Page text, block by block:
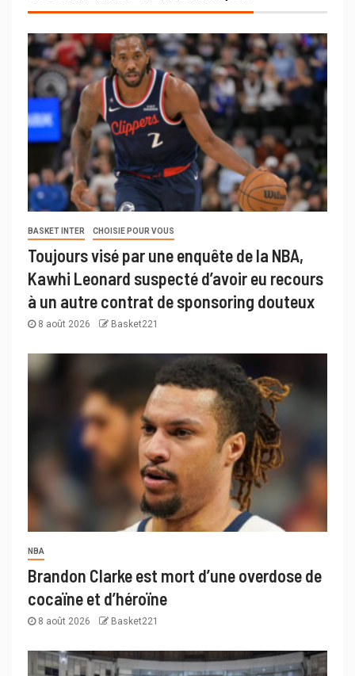
BASKET INTER CHOISIE POUR VOUS
Toujours visé par une enquête de la NBA,
Kawhi Leonard suspecté d’avoir eu recours
à un autre contrat de sponsoring douteux
8 août 2026 Basket221
NBA
Brandon Clarke est mort d’une overdose de
cocaïne et d’héroïne
8 août 2026 Basket221